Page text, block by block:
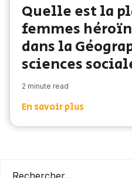
Quelle est la
femmes
dans la
sciences
2 minute read
En savoir plus